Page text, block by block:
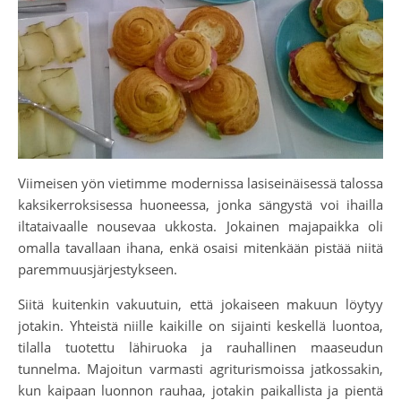
Viimeisen yön vietimme modernissa lasiseinäisessä talossa
kaksikerroksisessa huoneessa, jonka sängystä voi ihailla
iltataivaalle nousevaa ukkosta. Jokainen majapaikka oli
omalla tavallaan ihana, enkä osaisi mitenkään pistää niitä
paremmuusjärjestykseen.
Siitä kuitenkin vakuutuin, että jokaiseen makuun löytyy
jotakin. Yhteistä niille kaikille on sijainti keskellä luontoa,
tilalla tuotettu lähiruoka ja rauhallinen maaseudun
tunnelma. Majoitun varmasti agriturismoissa jatkossakin,
kun kaipaan luonnon rauhaa, jotakin paikallista ja pientä